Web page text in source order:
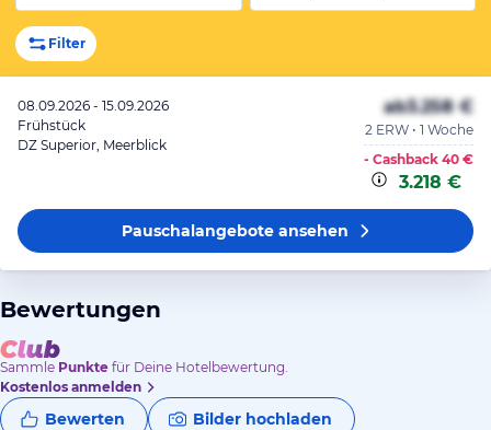
Filter
08.09.2026 - 15.09.2026
Frühstück
DZ Superior, Meerblick
ab3.258 €
2 ERW • 1 Woche
- Cashback 40 €
3.218 €
Pauschalangeboteansehen
Bewertungen
Sammle Punkte für Deine Hotelbewertung.
Kostenlos anmelden
Bewerten Bilder hochladen